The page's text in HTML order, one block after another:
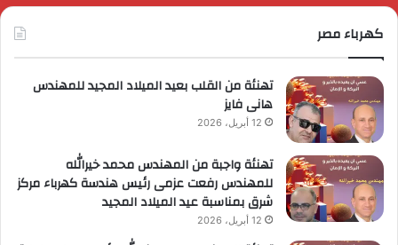
المجموعة
الوزارية
كهرباء مصر
تهنئة من القلب بعيد الميلاد المجيد للمهندس
هانى فايز
12 أبريل، 2026
تهنئة واجبة من المهندس محمد خيرالله
للمهندس رفعت عزمى رئيس هندسة كهرباء مركز
شرق بمناسبة عيد الميلاد المجيد
12 أبريل، 2026